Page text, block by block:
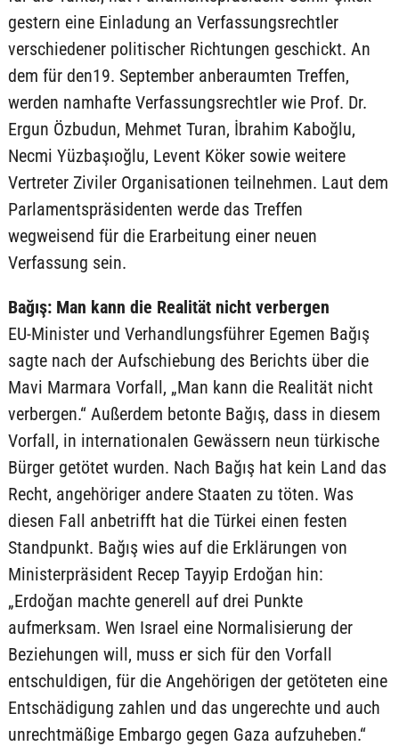
gestern eine Einladung an Verfassungsrechtler
verschiedener politischer Richtungen geschickt. An
dem für den19. September anberaumten Treffen,
werden namhafte Verfassungsrechtler wie Prof. Dr.
Ergun Özbudun, Mehmet Turan, İbrahim Kaboğlu,
Necmi Yüzbaşıoğlu, Levent Köker sowie weitere
Vertreter Ziviler Organisationen teilnehmen. Laut dem
Parlamentspräsidenten werde das Treffen
wegweisend für die Erarbeitung einer neuen
Verfassung sein.
Bağış: Man kann die Realität nicht verbergen
EU-Minister und Verhandlungsführer Egemen Bağış
sagte nach der Aufschiebung des Berichts über die
Mavi Marmara Vorfall, „Man kann die Realität nicht
verbergen.“ Außerdem betonte Bağış, dass in diesem
Vorfall, in internationalen Gewässern neun türkische
Bürger getötet wurden. Nach Bağış hat kein Land das
Recht, angehöriger andere Staaten zu töten. Was
diesen Fall anbetrifft hat die Türkei einen festen
Standpunkt. Bağış wies auf die Erklärungen von
Ministerpräsident Recep Tayyip Erdoğan hin:
„Erdoğan machte generell auf drei Punkte
aufmerksam. Wen Israel eine Normalisierung der
Beziehungen will, muss er sich für den Vorfall
entschuldigen, für die Angehörigen der getöteten eine
Entschädigung zahlen und das ungerechte und auch
unrechtmäßige Embargo gegen Gaza aufzuheben.“